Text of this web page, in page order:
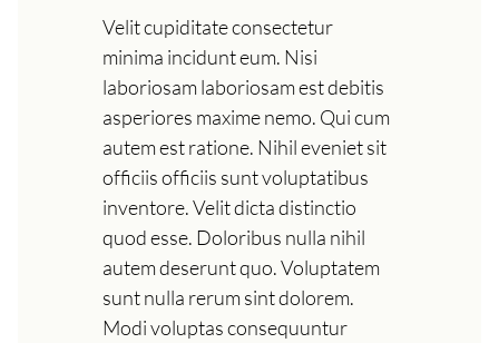
Velit cupiditate consectetur
minima incidunt eum. Nisi
laboriosam laboriosam est debitis
asperiores maxime nemo. Qui cum
autem est ratione. Nihil eveniet sit
officiis officiis sunt voluptatibus
inventore. Velit dicta distinctio
quod esse. Doloribus nulla nihil
autem deserunt quo. Voluptatem
sunt nulla rerum sint dolorem.
Modi voluptas consequuntur